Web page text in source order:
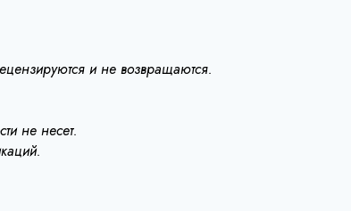
и не возвращаются.
не несет.